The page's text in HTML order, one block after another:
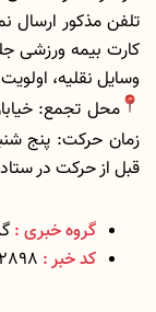
تلفن مذکور ارسال
کارت بیمه ورزشی
وسایل نقلیه،
محل تجمع:
زمان حرکت: پنج شنبه ۲۸
قبل از حرکت در
گروه خبری :
کد خبر : 2898